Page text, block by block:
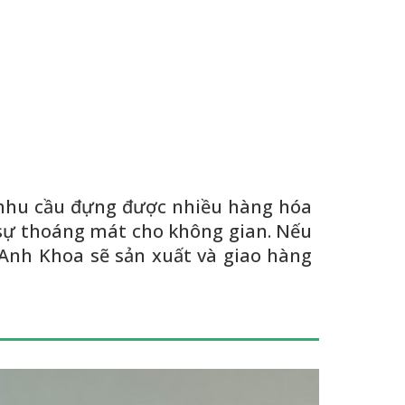
cầu đựng được nhiều hàng hóa
thoáng mát cho không gian. Nếu
Khoa sẽ sản xuất và giao hàng